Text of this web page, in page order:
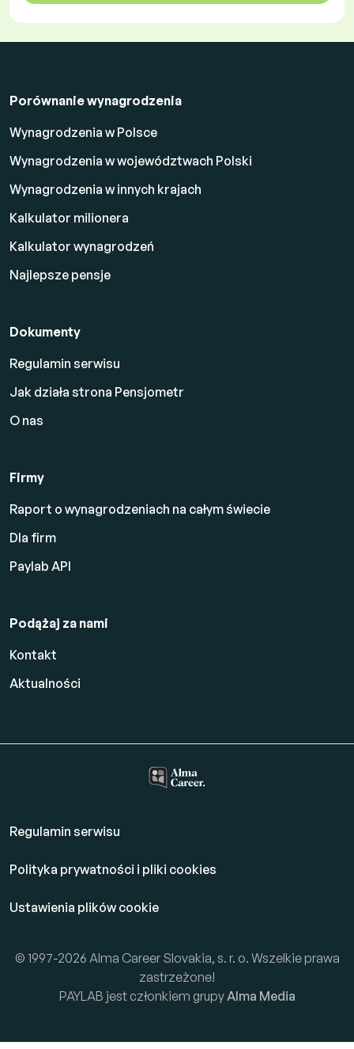
Porównanie wynagrodzenia
Wynagrodzenia w Polsce
Wynagrodzenia w województwach Polski
Wynagrodzenia w innych krajach
Kalkulator milionera
Kalkulator wynagrodzeń
Najlepsze pensje
Dokumenty
Regulamin serwisu
Jak działa strona Pensjometr
O nas
Firmy
Raport o wynagrodzeniach na całym świecie
Dla firm
Paylab API
Podążaj za nami
Kontakt
Aktualności
Regulamin serwisu
Polityka prywatności i pliki cookies
Ustawienia plików cookie
© 1997-2026 Alma Career Slovakia, s. r. o. Wszelkie prawa
zastrzeżone!
PAYLAB jest członkiem grupy Alma Media